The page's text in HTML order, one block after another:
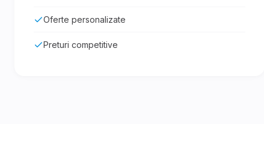
Oferte personalizate
Preturi competitive